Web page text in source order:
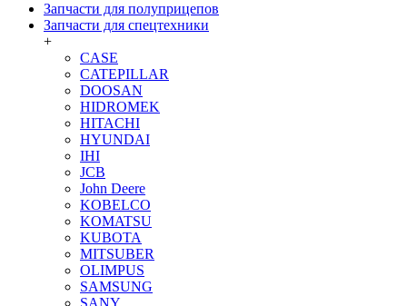
Запчасти для полуприцепов
Запчасти для спецтехники
+
CASE
CATEPILLAR
DOOSAN
HIDROMEK
HITACHI
HYUNDAI
IHI
JCB
John Deere
KOBELCO
KOMATSU
KUBOTA
MITSUBER
OLIMPUS
SAMSUNG